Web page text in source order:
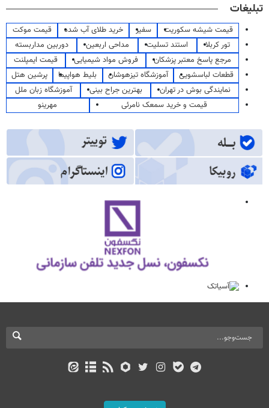
تبلیغات
قیمت شیشه سکوریت سفیر خرید طلای آب شده
قیمت موکت
تور کربلا
استند تسلیت مداحی اربعین
دوربین مداربسته
مرجع پاسخ معتبر پزشکان
فروش مواد شیمیایی
قیمت ایمپلنت
قطعات لباسشویی
آموزشگاه تیزهوشان بلیط هواپیما
پرشین هتل
نمایندگی بوش در تهران
بهترین جراح بینی
آموزشگاه زبان ملل
قیمت و خرید سمعک نامرئی
مهرینو